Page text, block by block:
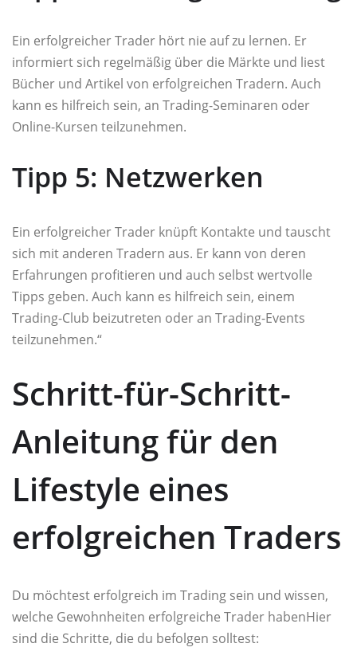
Ein erfolgreicher Trader hört nie auf zu lernen. Er
informiert sich regelmäßig über die Märkte und liest
Bücher und Artikel von erfolgreichen Tradern. Auch
kann es hilfreich sein, an Trading-Seminaren oder
Online-Kursen teilzunehmen.
Tipp 5: Netzwerken
Ein erfolgreicher Trader knüpft Kontakte und tauscht
sich mit anderen Tradern aus. Er kann von deren
Erfahrungen profitieren und auch selbst wertvolle
Tipps geben. Auch kann es hilfreich sein, einem
Trading-Club beizutreten oder an Trading-Events
teilzunehmen.“
Schritt-für-Schritt-
Anleitung für den
Lifestyle eines
erfolgreichen Traders
Du möchtest erfolgreich im Trading sein und wissen,
welche Gewohnheiten erfolgreiche Trader habenHier
sind die Schritte, die du befolgen solltest: